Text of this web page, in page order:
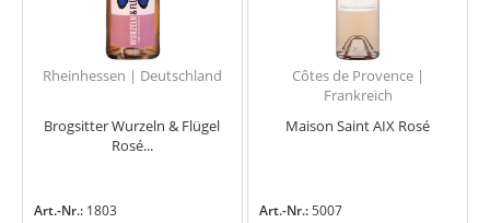
Rheinhessen | Deutschland
Brogsitter Wurzeln & Flügel
Rosé...
Art.-Nr.: 1803
Côtes de Provence |
Frankreich
Maison Saint AIX Rosé
Art.-Nr.:5007